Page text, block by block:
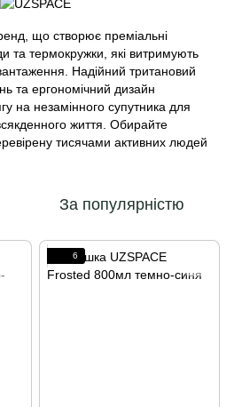
що створює преміальні
та термокружки, які витримують
Надійний тритановий
та ергономічний дизайн
на незамінного супутника для
життя. Обирайте
тисячами активних людей
За популярністю
6